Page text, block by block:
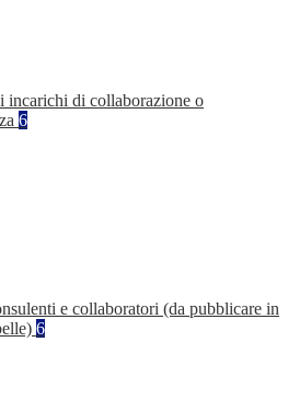
incarichi di collaborazione o
6
e collaboratori (da pubblicare in
6